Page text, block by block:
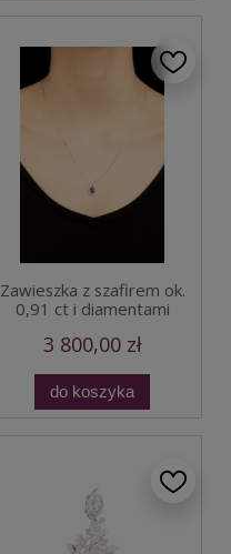
Zawieszka z szafirem ok.
0,91 ct i diamentami
3 800,00 zł
do koszyka